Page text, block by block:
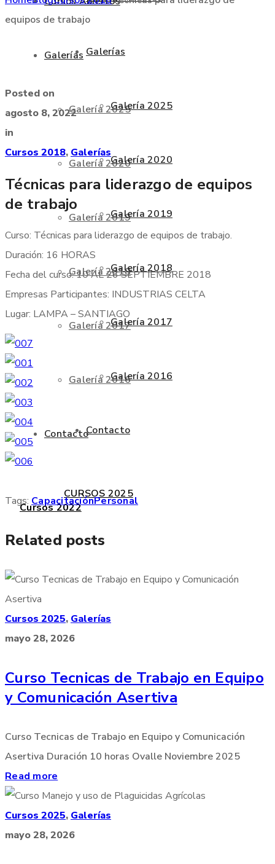
Galerías
Galería 2025
Galería 2020
Galería 2019
Galería 2018
Galería 2017
Galería 2016
Contacto
Cursos 2022
Galerías
Galería 2025
Galería 2020
Galería 2019
Galería 2018
Galería 2017
Galería 2016
Contacto
CURSOS 2025
equipos de trabajo
Posted on
agosto 8, 2022
in
Cursos 2018, Galerías
Técnicas para liderazgo de equipos
de trabajo
Curso: Técnicas para liderazgo de equipos de trabajo.
Duración: 16 HORAS
Fecha del curso: 10 AL 26 SEPTIEMBRE 2018
Empresas Participantes: INDUSTRIAS CELTA
Lugar: LAMPA – SANTIAGO
Tags: CapacitaciónPersonal
Related posts
Cursos 2025, Galerías
mayo 28, 2026
Curso Tecnicas de Trabajo en Equipo
y Comunicación Asertiva
Curso Tecnicas de Trabajo en Equipo y Comunicación
Asertiva Duración 10 horas Ovalle Noviembre 2025
Read more
Cursos 2025, Galerías
mayo 28, 2026